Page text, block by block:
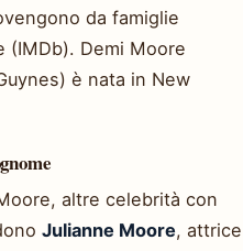
da famiglie
(IMDb). Demi Moore
è nata in New
altre celebrità con
Julianne Moore, attrice